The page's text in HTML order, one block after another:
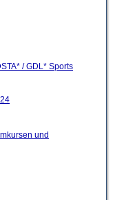
/ GDL* Sports
und